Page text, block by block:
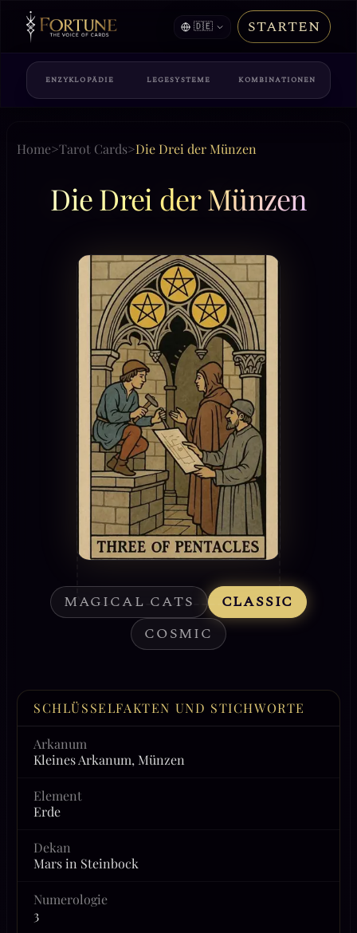
🇩🇪 STARTEN
ENZYKLOPÄDIE LEGESYSTEME KOMBINATIONEN
Home>Tarot Cards>Die Drei der Münzen
Die Drei der Münzen
MAGICAL CATS
CLASSIC
COSMIC
SCHLÜSSELFAKTEN UND STICHWORTE
Arkanum
Kleines Arkanum, Münzen
Element
Erde
Dekan
Mars in Steinbock
Numerologie
3